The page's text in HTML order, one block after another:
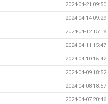
2024-04-21 09:50
2024-04-14 09:29
2024-04-12 15:18
2024-04-11 15:47
2024-04-10 15:42
2024-04-09 18:52
2024-04-08 18:57
2024-04-07 20:46